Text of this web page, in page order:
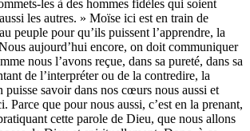
les à des hommes fidèles qui soient
les autres. » Moïse ici est en train de
peuple pour qu’ils puissent l’apprendre, la
aujourd’hui encore, on doit communiquer
nous l’avons reçue, dans sa pureté, dans sa
de l’interpréter ou de la contredire, la
puisse savoir dans nos cœurs nous aussi et
Parce que pour nous aussi, c’est en la prenant,
cette parole de Dieu, que nous allons